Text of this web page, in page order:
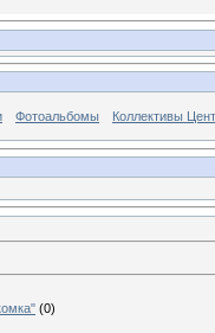
Фотоальбомы Коллективы
(0)